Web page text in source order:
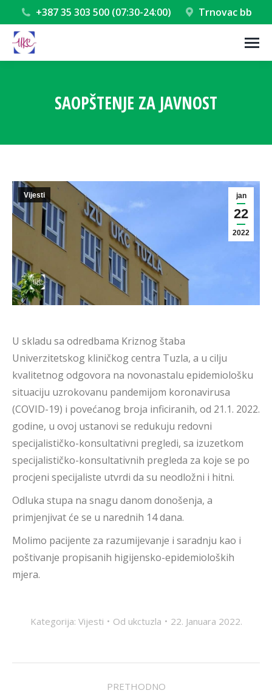
+387 35 303 500 (07:30-24:00) Trnovac bb
SAOPŠTENJE ZA JAVNOST
jan
22
2022
Vijesti
U skladu sa odredbama Kriznog štaba
Univerzitetskog kliničkog centra Tuzla, a u cilju
kvalitetnog odgovora na novonastalu epidemiološku
situaciju uzrokovanu pandemijom koronavirusa
(COVID-19) i povećanog broja inficiranih, od 21.1. 2022.
godine, u ovoj ustanovi se redukuju redovni
specijalističko-konsultativni pregledi, sa izuzetkom
specijalističko-konsultativnih pregleda za koje se po
procjeni specijaliste utvrdi da su neodložni i hitni.
Odluka stupa na snagu danom donošenja, a
primjenjivat će se u narednih 14 dana.
Molimo pacijente za razumijevanje i saradnju kao i
poštivanje propisanih higijensko-epidemioloških
mjera.
Kategorija: Vijesti Od ukctuzla 22. Januara 2022.
PRETHODNO